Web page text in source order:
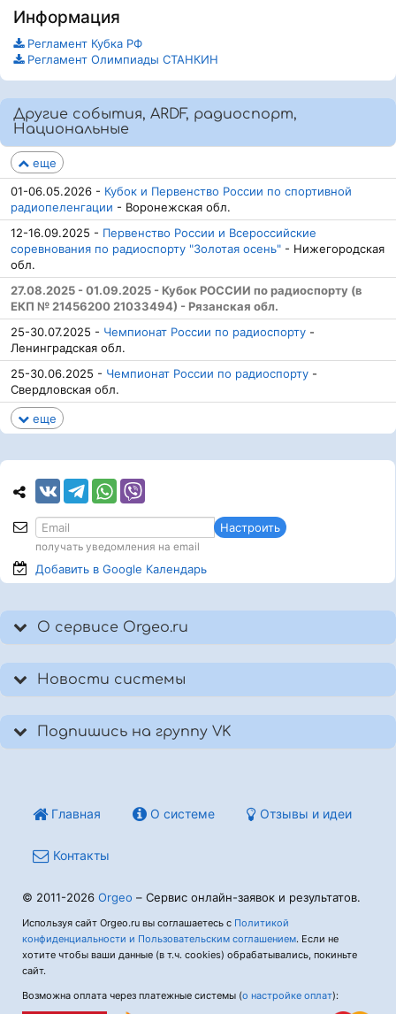
Информация
Регламент Кубка РФ
Регламент Олимпиады СТАНКИН
Другие события, ARDF, радиоспорт,
Национальные
еще
01-06.05.2026 - Кубок и Первенство России по спортивной
радиопеленгации - Воронежская обл.
12-16.09.2025 - Первенство России и Всероссийские
соревнования по радиоспорту "Золотая осень" - Нижегородская
обл.
27.08.2025 - 01.09.2025 - Кубок РОССИИ по радиоспорту (в
ЕКП № 21456200 21033494) - Рязанская обл.
25-30.07.2025 - Чемпионат России по радиоспорту -
Ленинградская обл.
25-30.06.2025 - Чемпионат России по радиоспорту -
Свердловская обл.
еще
Настроить
получать уведомления на email
Добавить в Google Календарь
О сервисе Orgeo.ru
Новости системы
Подпишись на группу VK
Главная О системе Отзывы и идеи
Контакты
© 2011-2026 Orgeo – Сервис онлайн-заявок и результатов.
Используя сайт Orgeo.ru вы соглашаетесь с Политикой
конфиденциальности и Пользовательским соглашением. Если не
хотите чтобы ваши данные (в т.ч. cookies) обрабатывались, покиньте
сайт.
Возможна оплата через платежные системы (о настройке оплат):